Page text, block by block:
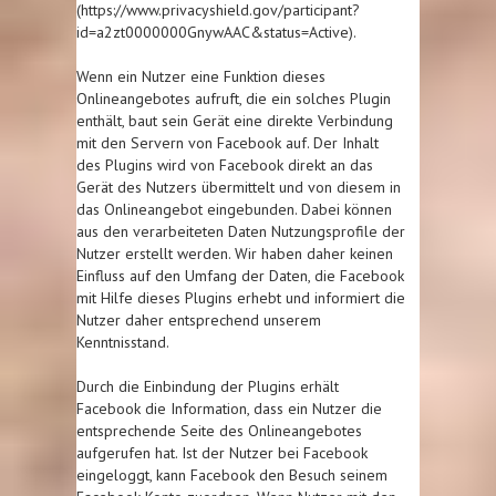
(https://www.privacyshield.gov/participant?
id=a2zt0000000GnywAAC&status=Active).
Wenn ein Nutzer eine Funktion dieses
Onlineangebotes aufruft, die ein solches Plugin
enthält, baut sein Gerät eine direkte Verbindung
mit den Servern von Facebook auf. Der Inhalt
des Plugins wird von Facebook direkt an das
Gerät des Nutzers übermittelt und von diesem in
das Onlineangebot eingebunden. Dabei können
aus den verarbeiteten Daten Nutzungsprofile der
Nutzer erstellt werden. Wir haben daher keinen
Einfluss auf den Umfang der Daten, die Facebook
mit Hilfe dieses Plugins erhebt und informiert die
Nutzer daher entsprechend unserem
Kenntnisstand.
Durch die Einbindung der Plugins erhält
Facebook die Information, dass ein Nutzer die
entsprechende Seite des Onlineangebotes
aufgerufen hat. Ist der Nutzer bei Facebook
eingeloggt, kann Facebook den Besuch seinem